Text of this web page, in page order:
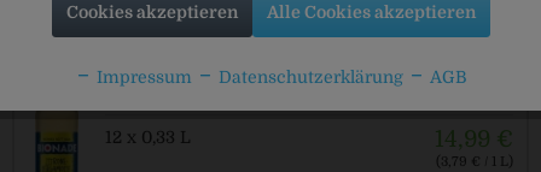
12 x 0,33 L 14,99 €
(3,79 € / 1 L)
Cookies akzeptieren Alle Cookies akzeptieren
Impressum Datenschutzerklärung AGB